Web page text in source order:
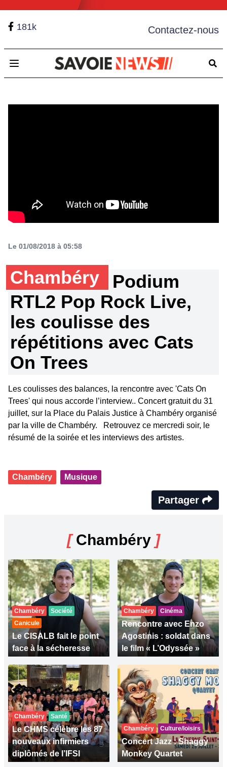
181k Contactez-nous
Open main menu
Le 01/08/2018 à 05:58
Chambéry
Podium
RTL2 Pop Rock Live,
les coulisse des
répétitions avec Cats
On Trees
Les coulisses des balances, la rencontre avec 'Cats On
Trees' qui nous accorde l’interview.. Concert gratuit du 31
juillet, sur la Place du Palais Justice à Chambéry organisé
par la ville de Chambéry. Retrouvez ce mercredi soir, le
résumé de la soirée et les interviews des artistes.
Chambéry Musique
Partager
[Chambéry ]
Chambéry
Société
Canicule
Le CISALB fait le point
face à la sécheresse
Chambéry Cinéma
Rencontre avec Enzo
Agostinis : soldat dans
le film « L’Odyssée »
Chambéry Santé
Le CHMS célèbre les 87
nouveaux infirmiers
diplômés de l’IFSI
Chambéry Culture/loisirs
Concert Jazz : Shaggy
Monkey Quartet